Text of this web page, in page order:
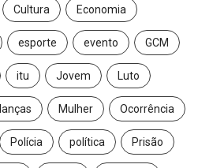
Cultura Economia
esporte evento GCM
itu Jovem Luto
Mulher Ocorrência
Polícia política Prisão